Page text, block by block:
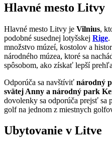
Hlavné mesto Litvy
Hlavné mesto Litvy je Vilnius,
podobné susednej lotyšskej Rige.
množstvo múzeí, kostolov a
národného múzea, ktoré sa
spôsobom, ako získať lepší
Odporúča sa navštíviť národný
svätej Anny a národný park
dovolenky sa odporúča prejsť sa
golf na jednom z miestnych
Ubytovanie v Litve